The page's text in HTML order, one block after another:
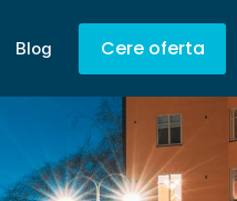
Blog Cere oferta